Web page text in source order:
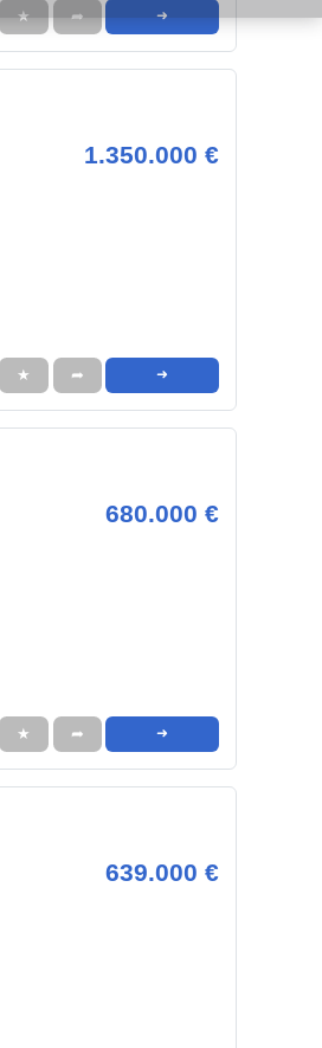
★ ➦ ➜
1.350.000 €
★ ➦ ➜
680.000 €
★ ➦ ➜
639.000 €